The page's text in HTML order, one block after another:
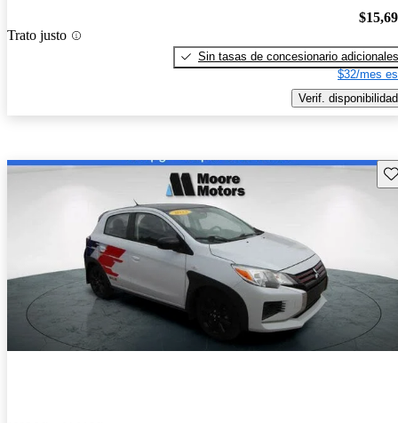
Trato justo
Sin tasas de concesionario adicionales
$32/mes
Verif. disponibilidad